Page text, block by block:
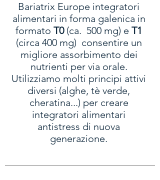
Bariatrix Europe integratori
alimentari in forma galenica in
formato T0(ca. 500 mg) e T1
(circa 400 mg) consentire un
migliore assorbimento dei
nutrienti per via orale.
Utilizziamo molti principi attivi
diversi (alghe, tè verde,
cheratina...) per creare
integratori alimentari
antistress di nuova
generazione.